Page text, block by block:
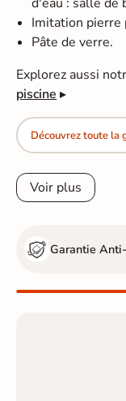
Imitation pierre
Pâte de verre.
Explorez aussi
piscine ▸
Découvrez toute la
Voir plus
Garantie